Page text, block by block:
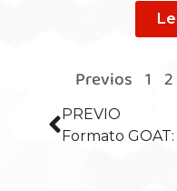
Previos 1 2
PREVIO